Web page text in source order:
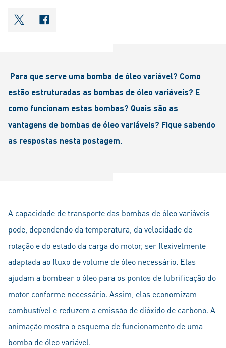
shareOntwitter
shareOnfacebook
Para que serve uma bomba de óleo variável? Como
estão estruturadas as bombas de óleo variáveis? E
como funcionam estas bombas? Quais são as
vantagens de bombas de óleo variáveis? Fique sabendo
as respostas nesta postagem.
A capacidade de transporte das bombas de óleo variáveis
pode, dependendo da temperatura, da velocidade de
rotação e do estado da carga do motor, ser flexivelmente
adaptada ao fluxo de volume de óleo necessário. Elas
ajudam a bombear o óleo para os pontos de lubrificação do
motor conforme necessário. Assim, elas economizam
combustível e reduzem a emissão de dióxido de carbono. A
animação mostra o esquema de funcionamento de uma
bomba de óleo variável.